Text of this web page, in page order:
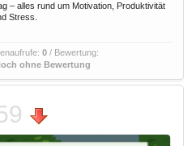
– alles rund um Motivation, Produktivität
Stress.
0 / Bewertung:
ohne Bewertung